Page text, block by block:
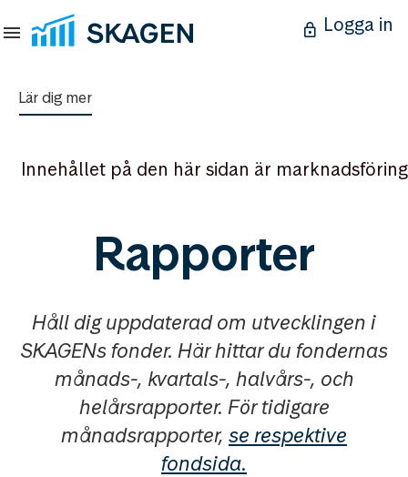
Logga in
Lär dig mer
Innehållet på den här sidan är marknadsföring
Rapporter
Håll dig uppdaterad om utvecklingen i
SKAGENs fonder. Här hittar du fondernas
månads-, kvartals-, halvårs-, och
helårsrapporter. För tidigare
månadsrapporter, se respektive
fondsida.